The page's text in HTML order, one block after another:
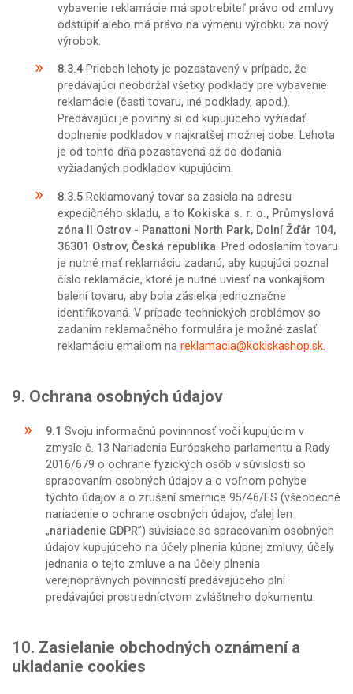
vybavenie reklamácie má spotrebiteľ právo od zmluvy
odstúpiť alebo má právo na výmenu výrobku za nový
výrobok.
8.3.4Priebeh lehoty je pozastavený v prípade, že
predávajúci neobdržal všetky podklady pre vybavenie
reklamácie (časti tovaru, iné podklady, apod.).
Predávajúci je povinný si od kupujúceho vyžiadať
doplnenie podkladov v najkratšej možnej dobe. Lehota
je od tohto dňa pozastavená až do dodania
vyžiadaných podkladov kupujúcim.
8.3.5Reklamovaný tovar sa zasiela na adresu
expedičného skladu, a to Kokiska s. r. o., Průmyslová
zóna II Ostrov - Panattoni North Park, Dolní Žďár 104,
36301 Ostrov, Česká republika. Pred odoslaním tovaru
je nutné mať reklamáciu zadanú, aby kupujúci poznal
číslo reklamácie, ktoré je nutné uviesť na vonkajšom
balení tovaru, aby bola zásielka jednoznačne
identifikovaná. V prípade technických problémov so
zadaním reklamačného formulára je možné zaslať
reklamáciu emailom na reklamacia@kokiskashop.sk.
9. Ochrana osobných údajov
9.1 Svoju informačnú povinnnosť voči kupujúcim v
zmysle č. 13 Nariadenia Európskeho parlamentu a Rady
2016/679 o ochrane fyzických osôb v súvislosti so
spracovaním osobných údajov a o voľnom pohybe
týchto údajov a o zrušení smernice 95/46/ES (všeobecné
nariadenie o ochrane osobných údajov, ďalej len
„nariadenie GDPR”) súvisiace so spracovaním osobných
údajov kupujúceho na účely plnenia kúpnej zmluvy, účely
jednania o tejto zmluve a na účely plnenia
verejnoprávnych povinností predávajúceho plní
predávajúci prostredníctvom zvláštneho dokumentu.
10. Zasielanie obchodných oznámení a
ukladanie cookies